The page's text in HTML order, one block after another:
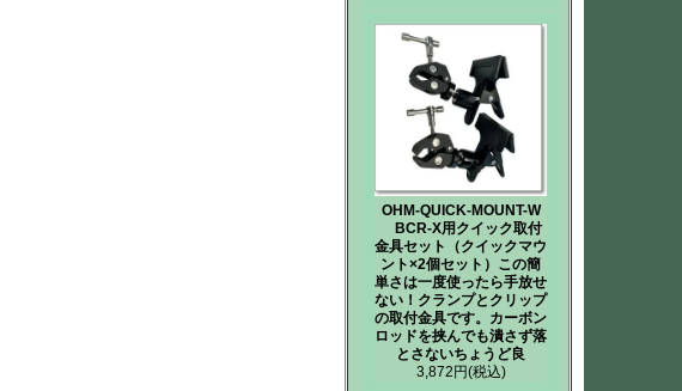
OHM-QUICK-MOUNT-W
BCR-X用クイック取付
金具セット（クイックマウ
ント×2個セット）この簡
単さは一度使ったら手放せ
ない！クランプとクリップ
の取付金具です。カーボン
ロッドを挟んでも潰さず落
とさないちょうど良
3,872円(税込)